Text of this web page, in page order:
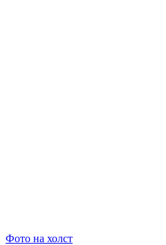
Фото на холст